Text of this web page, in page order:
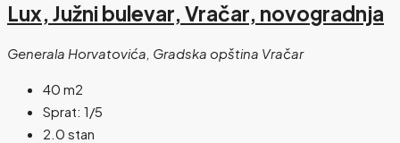
Lux, Južni bulevar, Vračar, novogradnja
Generala Horvatovića, Gradska opština Vračar
40 m2
Sprat: 1/5
2.0 stan